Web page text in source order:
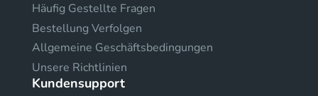
Häufig Gestellte Fragen
Bestellung Verfolgen
Allgemeine Geschäftsbedingungen
Unsere Richtlinien
Kundensupport